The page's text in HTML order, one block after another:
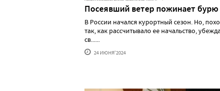
Посеявший ветер пожинает бурю
В России начался курортный сезон. Но,
так, как рассчитывало ее начальство,
св......
24 ИЮНЯ'2024